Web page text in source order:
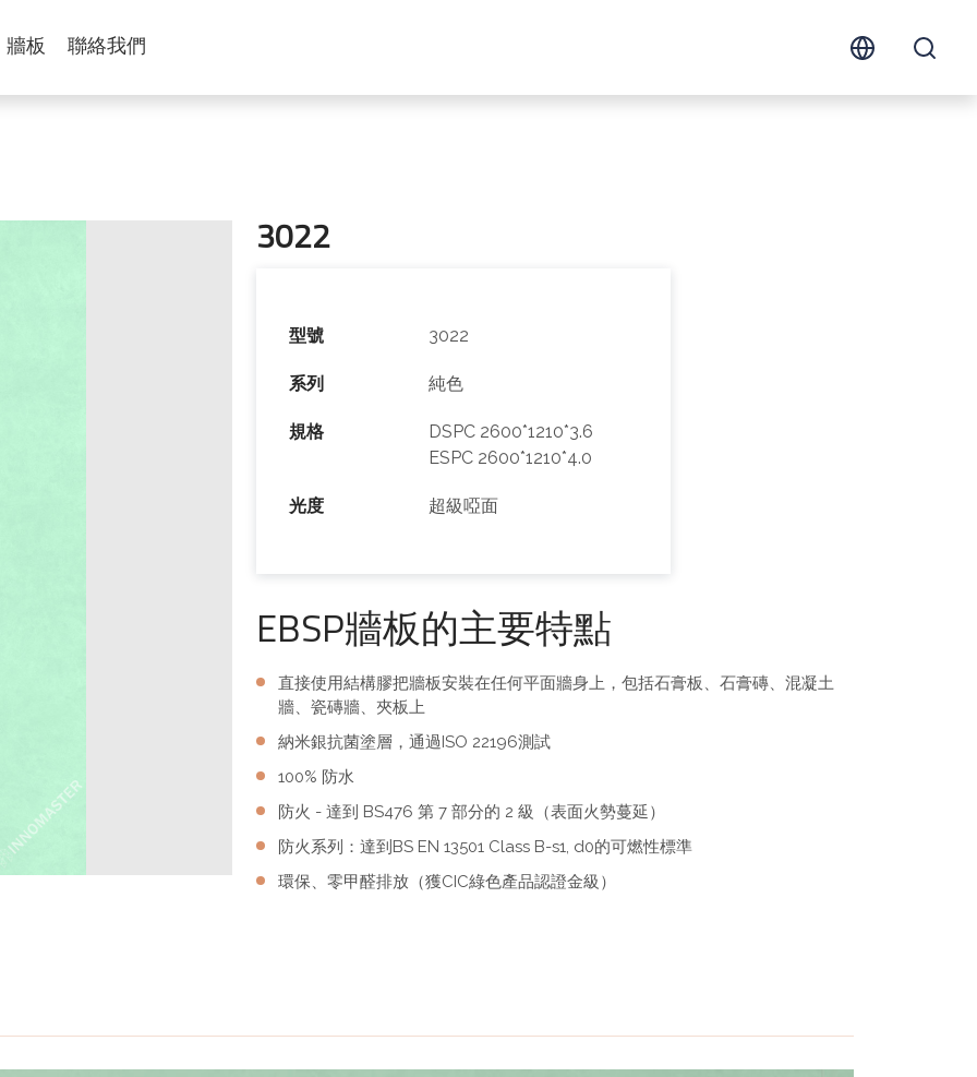
牆板 聯絡我們
3022
型號 3022
系列 純色
規格
DSPC 2600*1210*3.6
ESPC 2600*1210*4.0
光度 超級啞面
EBSP牆板的主要特點
直接使用結構膠把牆板安裝在任何平面牆身上，包括石膏板、石膏磚、混凝土
牆、瓷磚牆、夾板上
納米銀抗菌塗層，通過ISO 22196測試
100% 防水
防火 - 達到 BS476 第 7 部分的 2 級（表面火勢蔓延）
防火系列：達到BS EN 13501 Class B-s1, d0的可燃性標準
環保、零甲醛排放（獲CIC綠色產品認證金級）